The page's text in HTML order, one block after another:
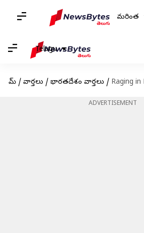
మరింత
Telugu
హోమ్ / వార్తలు / భారతదేశం వార్తలు / Raging in MBBS
ADVERTISEMENT